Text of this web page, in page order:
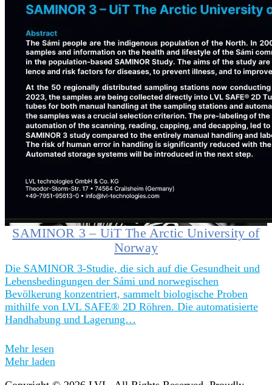
SAMINOR 3 – UiT The Arctic University of
Norway
Die SAMINOR 3-Studie, die sich auf die Gesundheit und
Lebensbedingungen der Sámi und norwegischen
Bevölkerung konzentriert, sammelt biologische Proben
mithilfe von LVL SAFE® 2D Röhren. Die automatisierte
Handhabung und Lagerung…
Mehr lesen
Mehr laden